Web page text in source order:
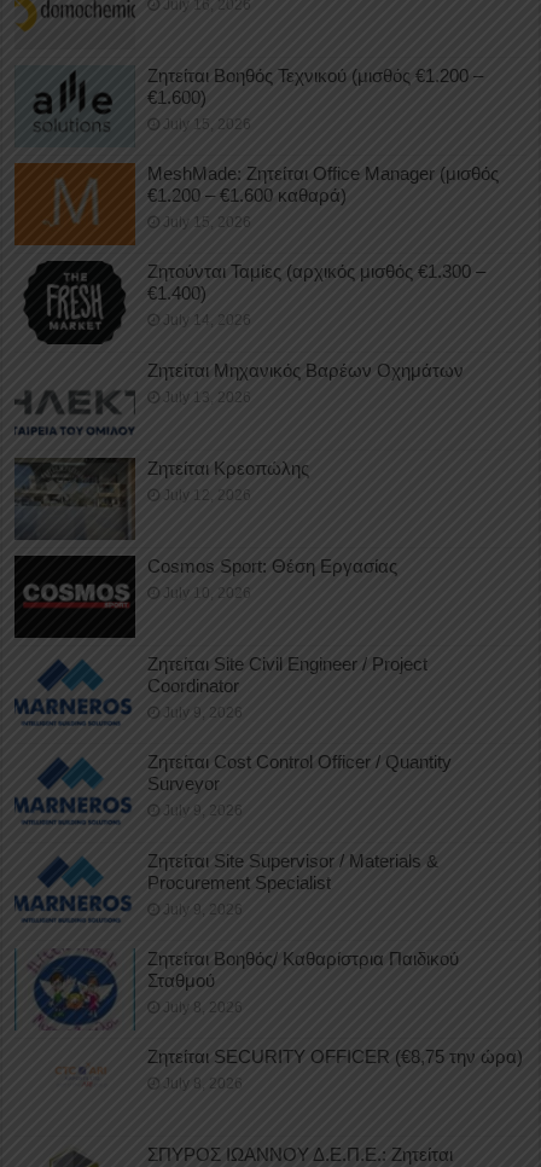
July 16, 2026
Ζητείται Βοηθός Τεχνικού (μισθός €1.200 –
€1.600)
July 15, 2026
MeshMade: Ζητείται Office Manager (μισθός
€1.200 – €1.600 καθαρά)
July 15, 2026
Ζητούνται Ταμίες (αρχικός μισθός €1.300 –
€1.400)
July 14, 2026
Ζητείται Μηχανικός Βαρέων Οχημάτων
July 13, 2026
Ζητείται Κρεοπώλης
July 12, 2026
Cosmos Sport: Θέση Εργασίας
July 10, 2026
Ζητείται Site Civil Engineer / Project
Coordinator
July 9, 2026
Ζητείται Cost Control Officer / Quantity
Surveyor
July 9, 2026
Ζητείται Site Supervisor / Materials &
Procurement Specialist
July 9, 2026
Ζητείται Βοηθός/ Καθαρίστρια Παιδικού
Σταθμού
July 8, 2026
Ζητείται SECURITY OFFICER (€8,75 την ώρα)
July 8, 2026
ΣΠΥΡΟΣ ΙΩΑΝΝΟΥ Δ.Ε.Π.Ε.: Ζητείται